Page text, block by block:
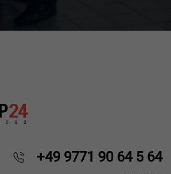
+49 9771 90 64 5 64